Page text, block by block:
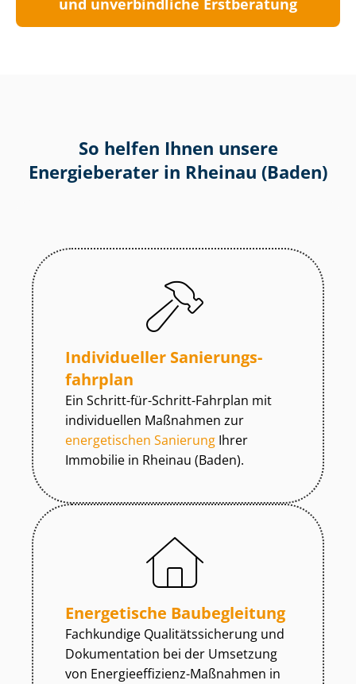
und unverbindliche Erstberatung
So helfen Ihnen unsere
Energieberater in Rheinau (Baden)
Individueller Sa­nie­rungs­
fahr­plan
Ein Schritt-für-Schritt-Fahrplan mit
individuellen Maßnahmen zur
energetischen Sanierung Ihrer
Immobilie in Rheinau (Baden).
Energetische Baubegleitung
Fachkundige Qua­li­täts­si­che­rung und
Dokumentation bei der Umsetzung
von En­er­gie­ef­fi­zi­enz-Maßnahmen in